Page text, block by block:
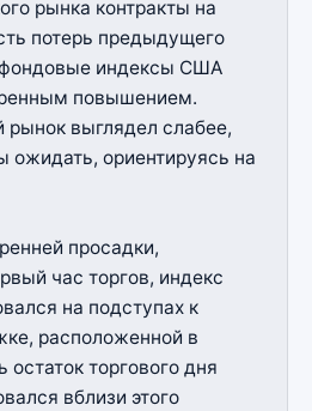
рынка контракты на
потерь предыдущего
индексы США
повышением.
рынок выглядел слабее,
ориентируясь на
просадки,
час торгов, индекс
на подступах к
расположенной в
остаток торгового дня
вблизи этого